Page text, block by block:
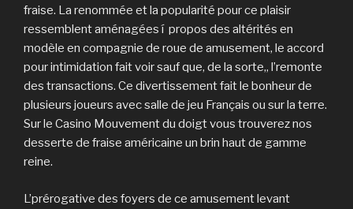
fraise. La renommée et la popularité pour ce plaisir
ressemblent aménagées í propos des altérités en
modèle en compagnie de roue de amusement, le accord
pour intimidation fait voir sauf que, de la sorte,, l’remonte
des transactions. Ce divertissement fait le bonheur de
plusieurs joueurs avec salle de jeu Français ou sur la terre.
Sur le Casino Mouvement du doigt vous trouverez nos
desserte de fraise américaine un brin haut de gamme
reine.
L’prérogative des foyers de ce amusement levant